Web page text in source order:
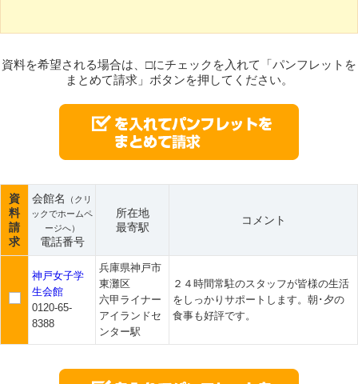
資料を希望される場合は、□にチェックを入れて「パンフレットを
まとめて請求」ボタンを押してください。
資
料
請
求
会館名
（クリ
ックでホームペ
ージへ）
電話番号
所在地
最寄駅
コメント
神戸女子学
生会館
0120-65-
8388
兵庫県神戸市
東灘区
六甲ライナー
アイランドセ
ンター駅
２４時間常駐のスタッフが皆様の生活
をしっかりサポートします。朝･夕の
食事も好評です。